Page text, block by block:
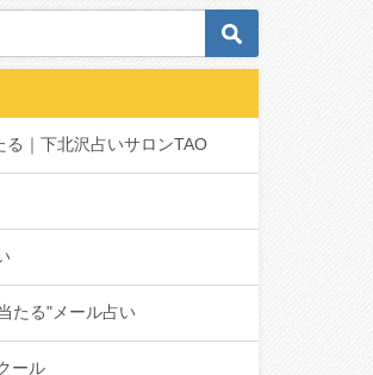
る｜下北沢占いサロンTAO
たる"メール占い
ール